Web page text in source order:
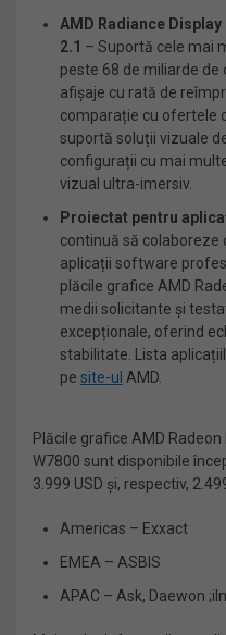
AMD Radiance
2.1 – Suportă cele mai
peste 68 de miliarde
afișaje cu rată de
comparație cu ofertele
suportă soluții vizuale
configurații cu mai
vizual ultra-imersiv.
Proiectat pentru
continuă să
aplicații software
plăcile grafice AMD
medii solicitante și
excepționale, oferind
stabilitate. Lista
pe site-ul AMD.
Plăcile grafice AMD Radeon
W7800 sunt disponibile
3.999 USD și, respectiv,
Americas – Exxact
EMEA – ASBIS
APAC – Ask, Daewon